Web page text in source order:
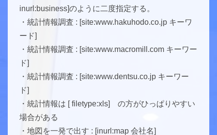
inurl:business]のように二度指定する。
・統計情報調査 : [site:www.hakuhodo.co.jp キーワ
ード]
・統計情報調査 : [site:www.macromill.com キーワー
ド]
・統計情報調査 : [site:www.dentsu.co.jp キーワー
ド]
・統計情報は [ filetype:xls] の方がひっぱりやすい
場合がある
・地図を一発で出す : [inurl:map 会社名]